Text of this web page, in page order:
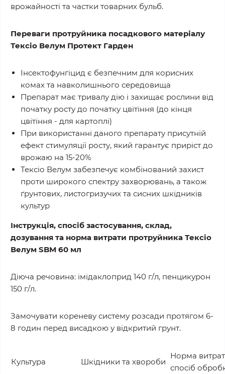
врожайності та частки товарних бульб.
Переваги протруйника посадкового матеріалу
Тексіо Велум Протект Гарден
Інсектофунгіцид є безпечним для корисних
комах та навколишнього середовища
Препарат має тривалу дію і захищає рослини від
початку росту до початку цвітіння (до кінця
цвітіння - для картоплі)
При використанні даного препарату присутній
ефект стимуляції росту, який гарантує приріст до
врожаю на 15-20%
Тексіо Велум забезпечує комбінований захист
проти широкого спектру захворювань, а також
ґрунтових, листогризучих та сисних шкідників
культур
Інструкція, спосіб застосування, склад,
дозування та норма витрати протруйника Тексіо
Велум SBM 60 мл
Діюча речовина: імідаклоприд 140 г/л, пенцикурон
150 г/л.
Замочувати кореневу систему розсади протягом 6-
8 годин перед висадкою у відкритий грунт.
Культура Шкідники та хвороби
Норма
спосіб